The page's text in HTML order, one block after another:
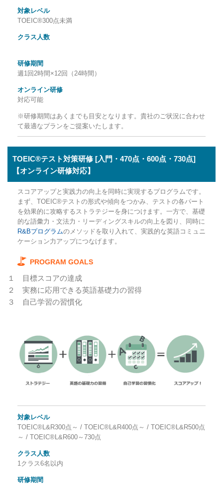
対象レベル
TOEIC®300点未満
クラス人数
研修期間
週1回2時間×12回（24時間）
オンライン研修
対応可能
※研修期間はあくまでも目安となります。貴社のご状況に合わせ
て最適なプランをご提案いたします。
TOEIC®テスト対策研修 [入門・470点・600点・730点]
【オンライン研修対応】
スコアアップと実践力の向上を同時に実現するプログラムです。
まず、TOEIC®テストの形式や傾向をつかみ、テストの各パート
を効果的に攻略するストラテジーを身につけます。一方で、基礎
的な語彙力・文法力・リーディングスキルの向上を図り、同時に
R&Bプログラムのメソッドを取り入れて、実践的な英語コミュニ
ケーション力アップにつなげます。
PROGRAM GOALS
１
目標スコアの達成
２
実務に応用できる英語基礎力の習得
３
自己学習の習慣化
対象レベル
TOEIC®L&R300点～ / TOEIC®L&R400点～ / TOEIC®L&R500点
～ / TOEIC®L&R600～730点
クラス人数
1クラス6名以内
研修期間